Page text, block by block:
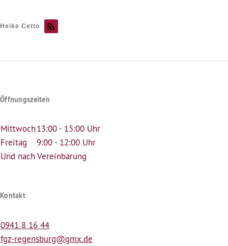
Heike Cetto
Öffnungszeiten
Mittwoch13:00 - 15:00 Uhr
Freitag
9:00 - 12:00 Uhr
Und nach Vereinbarung
Kontakt
0941 8 16 44
fgz-regensburg@gmx.de